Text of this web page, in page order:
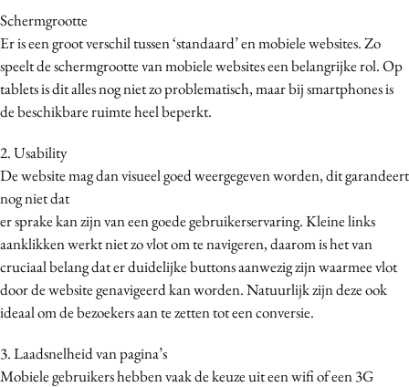
Bureaus
Campagnes
Carriere
Contentmarketing
Customer Experience
Data & Insights
Design
Digital transformation
Diversiteit
Effectiviteit
Gedragsverandering
Influencer marketing
Interne communicatie
Schermgrootte
Er is een groot verschil tussen ‘standaard’ en mobiele websites. Zo
speelt de schermgrootte van mobiele websites een belangrijke rol. Op
tablets is dit alles nog niet zo problematisch, maar bij smartphones is
de beschikbare ruimte heel beperkt.
2. Usability
De website mag dan visueel goed weergegeven worden, dit garandeert
nog niet dat
er sprake kan zijn van een goede gebruikerservaring. Kleine links
aanklikken werkt niet zo vlot om te navigeren, daarom is het van
cruciaal belang dat er duidelijke buttons aanwezig zijn waarmee vlot
door de website genavigeerd kan worden. Natuurlijk zijn deze ook
ideaal om de bezoekers aan te zetten tot een conversie.
3. Laadsnelheid van pagina’s
Mobiele gebruikers hebben vaak de keuze uit een wifi of een 3G